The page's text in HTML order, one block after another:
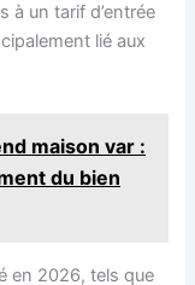
à un tarif d’entrée
lié aux
maison var :
du bien
en 2026, tels que